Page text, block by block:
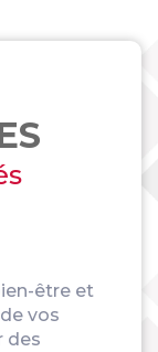
être et
vos
des